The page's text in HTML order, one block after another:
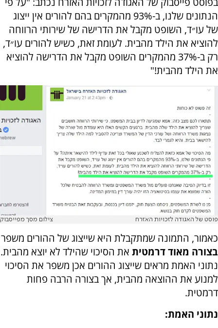
הנתונים שלנו, ב-93% מהמקרים בהם להורים אין ייצוג
של עו״ד, השופט מקבל את הדרישה של שירותי הרווחה
להוציא את הילד מהבית. לעומת זאת, כשיש להורים עו״ד,
רק ב-37% מהמקרים השופט מקבל את הדרישה להוציא
את הילד מהבית!"
פוסט של האגודה לזכויות האזרח צילום מסך מפייסבוק
כאמור, התמונה שמתקבלת היא שייצוג של ההורים משפר
בצורה מאוד דרמטית את הסיכוי שהילד לא יוצא מהבית.
נתוני האמת מראים שייצוג ההורים אכן משפר את הסיכוי
למנוע את ההוצאה מהבית, אך בצורה הרבה פחות
דרמטית.
נתוני האמת: